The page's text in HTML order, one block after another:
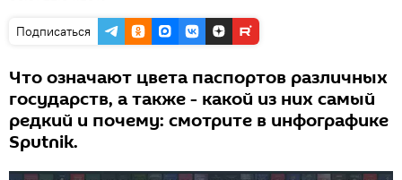
Подписаться
Что означают цвета паспортов различных
государств, а также - какой из них самый
редкий и почему: смотрите в инфографике
Sputnik.